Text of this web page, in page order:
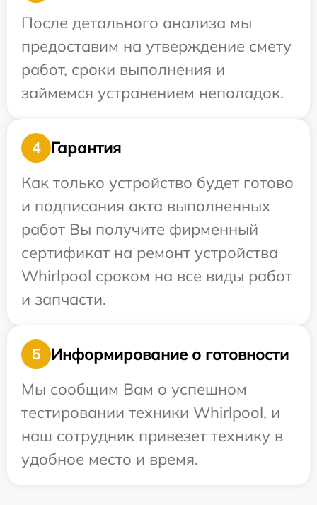
После детального анализа мы
предоставим на утверждение смету
работ, сроки выполнения и
займемся устранением неполадок.
4
Гарантия
Как только устройство будет готово
и подписания акта выполненных
работ Вы получите фирменный
сертификат на ремонт устройства
Whirlpool сроком на все виды работ
и запчасти.
5
Информирование о готовности
Мы сообщим Вам о успешном
тестировании техники Whirlpool, и
наш сотрудник привезет технику в
удобное место и время.